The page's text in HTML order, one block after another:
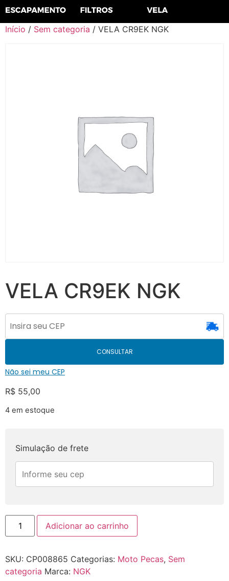
Início / Sem categoria / VELA CR9EK NGK
VELA CR9EK NGK
CONSULTAR
Não sei meu CEP
R$ 55,00
4 em estoque
Simulação de frete
Adicionar ao carrinho
SKU: CP008865 Categorias: Moto Pecas, Sem
categoria Marca: NGK